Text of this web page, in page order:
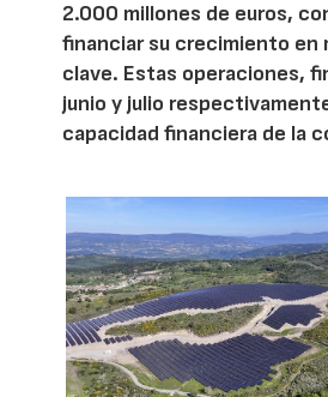
2.000 millones de euros,
financiar su crecimiento en
clave. Estas operaciones,
junio y julio
capacidad financiera de la